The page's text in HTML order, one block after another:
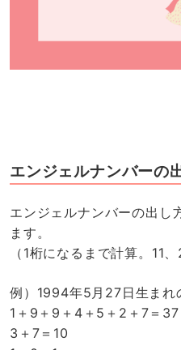
エンジェルナンバーの
エンジェルナンバーの出し
ます。
（1桁になるまで計算。11
例）1994年5月27日生まれ
1＋9＋9＋4＋5＋2＋7＝37
3＋7＝10